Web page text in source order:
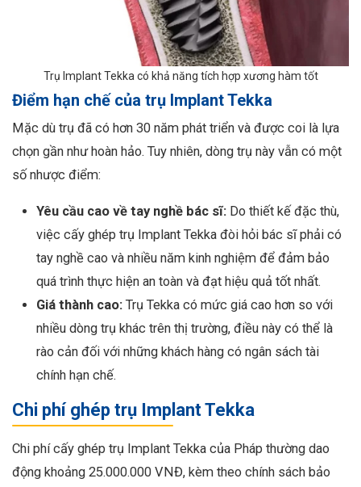
Trụ Implant Tekka có khả năng tích hợp xương hàm tốt
Điểm hạn chế của trụ Implant Tekka
Mặc dù trụ đã có hơn 30 năm phát triển và được coi là lựa
chọn gần như hoàn hảo. Tuy nhiên, dòng trụ này vẫn có một
số nhược điểm:
Yêu cầu cao về tay nghề bác sĩ: Do thiết kế đặc thù,
việc cấy ghép trụ Implant Tekka đòi hỏi bác sĩ phải có
tay nghề cao và nhiều năm kinh nghiệm để đảm bảo
quá trình thực hiện an toàn và đạt hiệu quả tốt nhất.
Giá thành cao: Trụ Tekka có mức giá cao hơn so với
nhiều dòng trụ khác trên thị trường, điều này có thể là
rào cản đối với những khách hàng có ngân sách tài
chính hạn chế.
Chi phí ghép trụ Implant Tekka
Chi phí cấy ghép trụ Implant Tekka của Pháp thường dao
động khoảng 25.000.000 VNĐ, kèm theo chính sách bảo